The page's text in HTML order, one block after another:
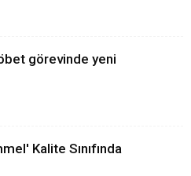
görevinde yeni
Kalite Sınıfında